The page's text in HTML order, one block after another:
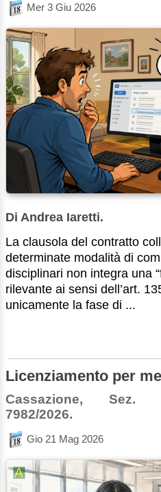
Mer 3 Giu 2026
Di Andrea Iaretti.
La clausola del contratto
determinate modalità di
disciplinari non integra una
rilevante ai sensi dell’art.
unicamente la fase di ...
Licenziamento per
Cassazione, Sez.
7982/2026.
Gio 21 Mag 2026